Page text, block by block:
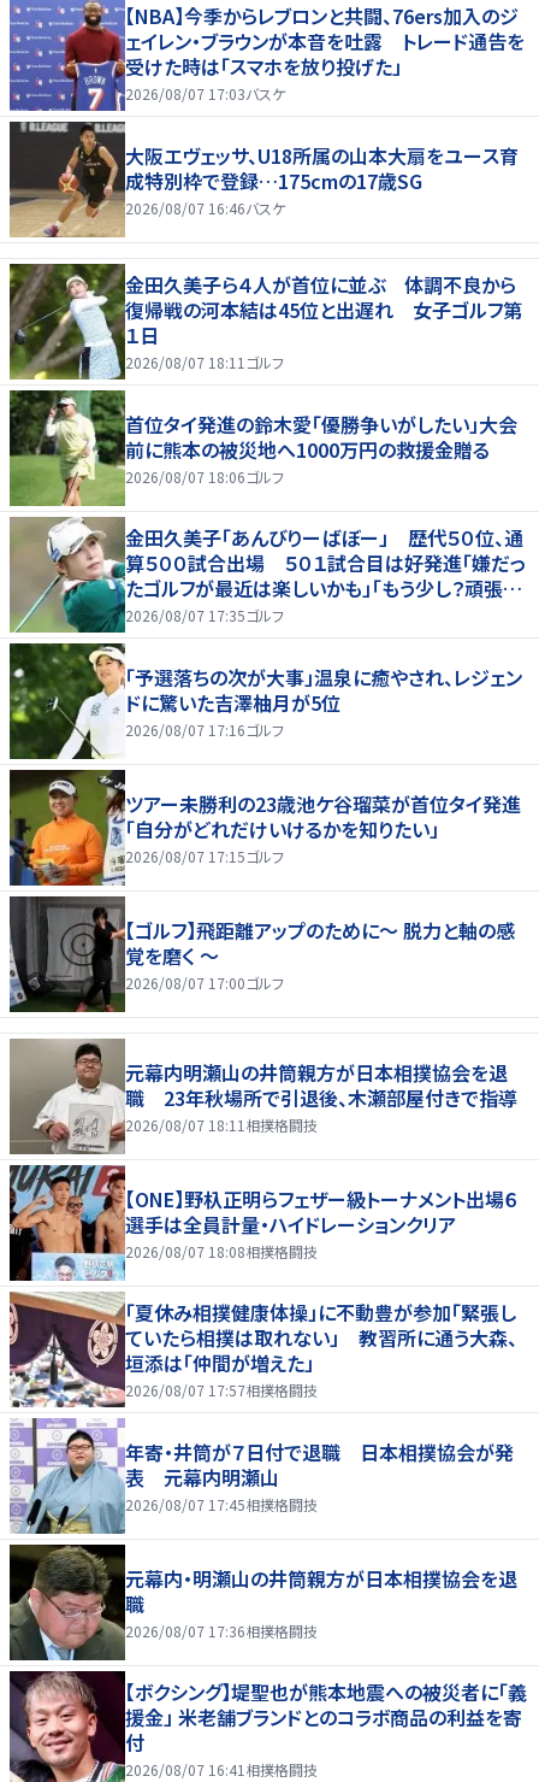
【NBA】今季からレブロンと共闘、76ers加入のジ
ェイレン・ブラウンが本音を吐露 トレード通告を
受けた時は「スマホを放り投げた」
2026/08/07 17:03バスケ
大阪エヴェッサ、U18所属の山本大扇をユース育
成特別枠で登録…175cmの17歳SG
2026/08/07 16:46バスケ
金田久美子ら４人が首位に並ぶ 体調不良から
復帰戦の河本結は45位と出遅れ 女子ゴルフ第
１日
2026/08/07 18:11 ゴルフ
首位タイ発進の鈴木愛「優勝争いがしたい」大会
前に熊本の被災地へ1000万円の救援金贈る
2026/08/07 18:06ゴルフ
金田久美子「あんびりーばぼー」 歴代５０位、通
算５００試合出場 ５０１試合目は好発進「嫌だっ
たゴルフが最近は楽しいかも」「もう少し？頑張り
たいな」
2026/08/07 17:35ゴルフ
「予選落ちの次が大事」温泉に癒やされ、レジェン
ドに驚いた吉澤柚月が5位
2026/08/07 17:16ゴルフ
ツアー未勝利の23歳池ケ谷瑠菜が首位タイ発進
「自分がどれだけいけるかを知りたい」
2026/08/07 17:15ゴルフ
【ゴルフ】飛距離アップのために～ 脱力と軸の感
覚を磨く ～
2026/08/07 17:00ゴルフ
元幕内明瀬山の井筒親方が日本相撲協会を退
職 23年秋場所で引退後、木瀬部屋付きで指導
2026/08/07 18:11 相撲格闘技
【ONE】野杁正明らフェザー級トーナメント出場６
選手は全員計量・ハイドレーションクリア
2026/08/07 18:08相撲格闘技
「夏休み相撲健康体操」に不動豊が参加「緊張し
ていたら相撲は取れない」 教習所に通う大森、
垣添は「仲間が増えた」
2026/08/07 17:57相撲格闘技
年寄・井筒が７日付で退職 日本相撲協会が発
表 元幕内明瀬山
2026/08/07 17:45相撲格闘技
元幕内・明瀬山の井筒親方が日本相撲協会を退
職
2026/08/07 17:36相撲格闘技
【ボクシング】堤聖也が熊本地震への被災者に「義
援金」 米老舗ブランドとのコラボ商品の利益を寄
付
2026/08/07 16:41 相撲格闘技